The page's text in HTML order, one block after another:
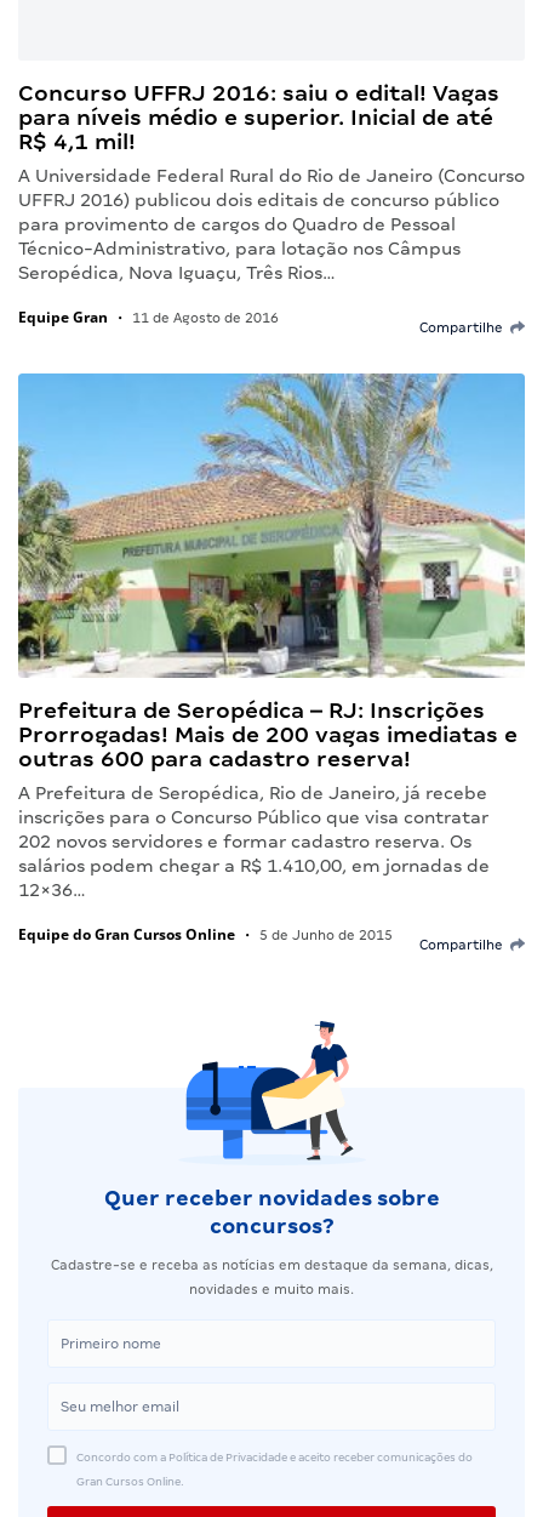
Concurso UFFRJ 2016: saiu o edital! Vagas
para níveis médio e superior. Inicial de até
R$ 4,1 mil!
A Universidade Federal Rural do Rio de Janeiro (Concurso
UFFRJ 2016) publicou dois editais de concurso público
para provimento de cargos do Quadro de Pessoal
Técnico-Administrativo, para lotação nos Câmpus
Seropédica, Nova Iguaçu, Três Rios…
Equipe Gran • 11 de Agosto de 2016
Compartilhe
Prefeitura de Seropédica – RJ: Inscrições
Prorrogadas! Mais de 200 vagas imediatas e
outras 600 para cadastro reserva!
A Prefeitura de Seropédica, Rio de Janeiro, já recebe
inscrições para o Concurso Público que visa contratar
202 novos servidores e formar cadastro reserva. Os
salários podem chegar a R$ 1.410,00, em jornadas de
12×36…
Equipe do Gran Cursos Online • 5 de Junho de 2015
Compartilhe
Quer receber novidades sobre
concursos?
Cadastre-se e receba as notícias em destaque da semana, dicas,
novidades e muito mais.
Concordo com a Política de Privacidade e aceito receber comunicações do
Gran Cursos Online.